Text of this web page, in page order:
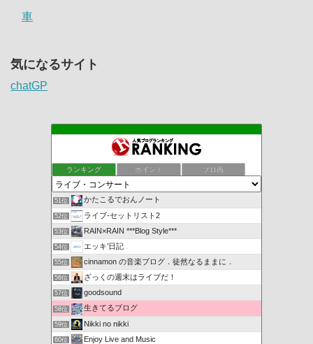
車
気になるサイト
chatGP
ランキング ポイント ブロ画
51位 かたこるでおんノート
52位 ライブ-セットリスト2
53位 RAIN×RAIN ***Blog Style***
54位 エッキ’日記
55位 cinnamon の音楽ブログ．徒然なるままに．
56位 ざっくの週末はライブだ！
57位 goodsound
58位 生きてるブログ
59位 Nikki no nikki
60位 Enjoy Live and Music